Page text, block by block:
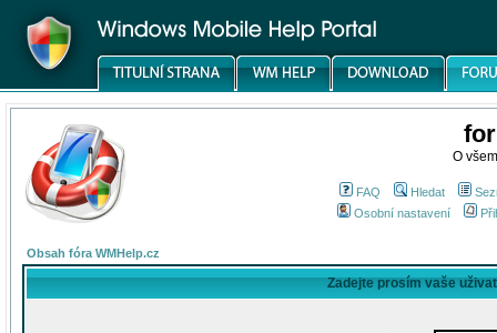
O
FAQ Hledat
Osobní nastavení
Obsah fóra WMHelp.cz
Zadejte prosím vaše